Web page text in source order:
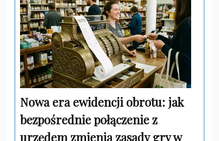
Nowa era ewidencji obrotu: jak
bezpośrednie połączenie z
urzędem zmienia zasady gry w